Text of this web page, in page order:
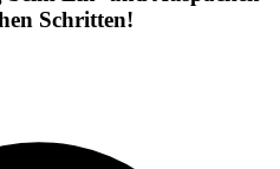
Schritten!